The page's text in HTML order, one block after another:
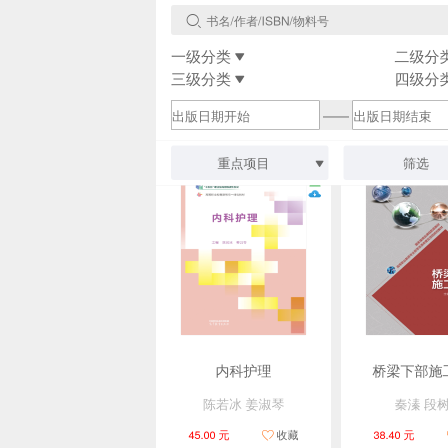
一级分类
二级分
三级分类
四级分
——
重点项目 筛选
内科护理
陈若冰 姜淑琴
45.00 元 收藏
桥梁下部施
秦溱 段
38.40 元